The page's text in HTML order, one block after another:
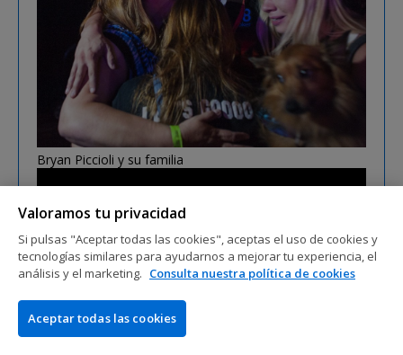
Bryan Piccioli y su familia
Valoramos tu privacidad
Si pulsas "Aceptar todas las cookies", aceptas el uso de cookies y
tecnologías similares para ayudarnos a mejorar tu experiencia, el
análisis y el marketing. Consulta nuestra política de cookies
Aceptar todas las cookies